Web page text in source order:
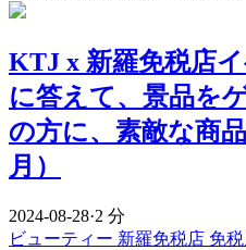
KTJ x 新羅免税店
に答えて、景品を
の方に、素敵な商
月）
2024-08-28·2 分
ビューティー 新羅免税店 免